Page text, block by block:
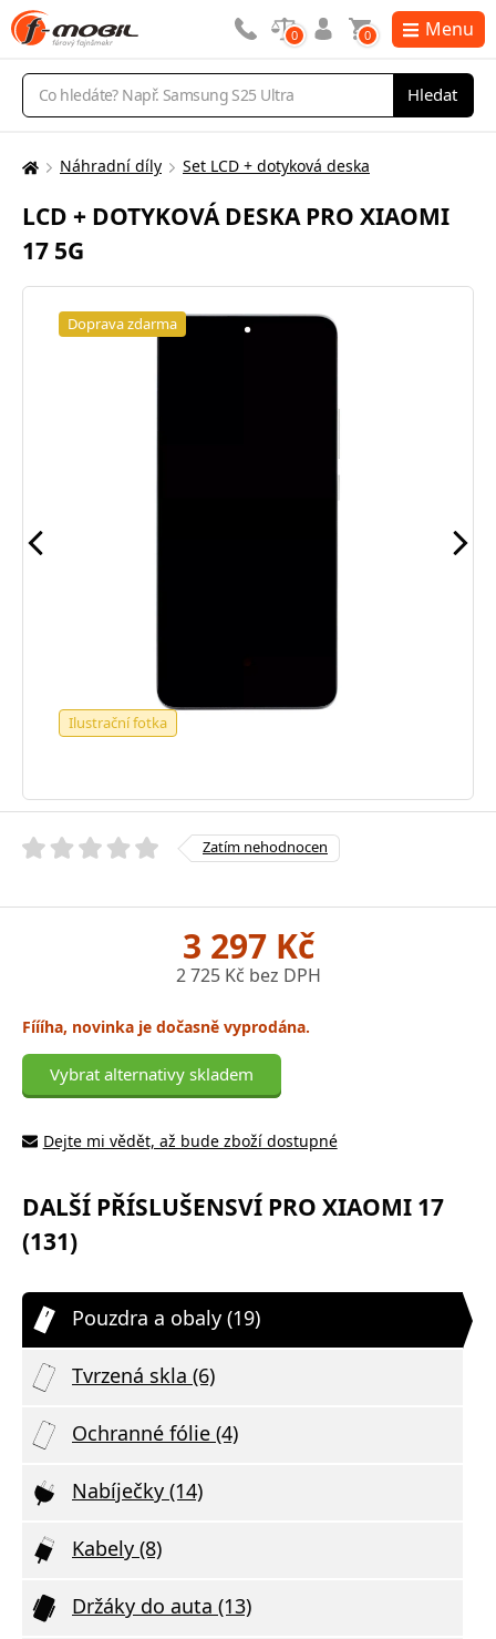
Vyhledávání
Hledat
0 0 Menu
Zde
nacházíte:
Náhradní díly Set LCD + dotyková deska
LCD + DOTYKOVÁ DESKA PRO XIAOMI
17 5G
Doprava zdarma
Ilustrační fotka
Zatím nehodnocen
3 297 Kč
2 725 Kč bez DPH
Fíííha, novinka je dočasně vyprodána.
Vybrat alternativy skladem
Dejte mi vědět, až bude zboží dostupné
DALŠÍ PŘÍSLUŠENSVÍ PRO XIAOMI 17
(131)
Pouzdra a obaly (19)
Tvrzená skla (6)
Ochranné fólie (4)
Nabíječky (14)
Kabely (8)
Držáky do auta (13)